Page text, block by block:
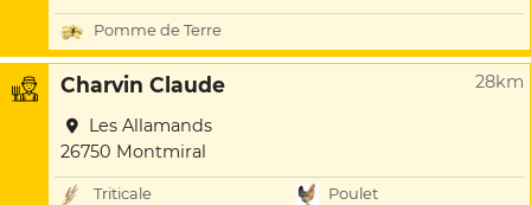
Pomme de Terre
Charvin Claude 28km
Les Allamands
26750 Montmiral
Triticale
Poulet